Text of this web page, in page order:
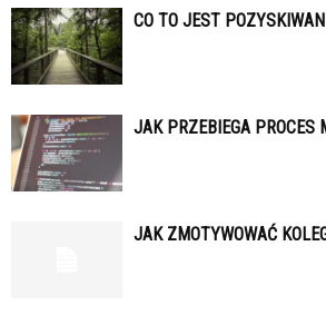
CO TO JEST
JAK PRZEBIEGA PROCES
JAK ZMOTYWOWAĆ